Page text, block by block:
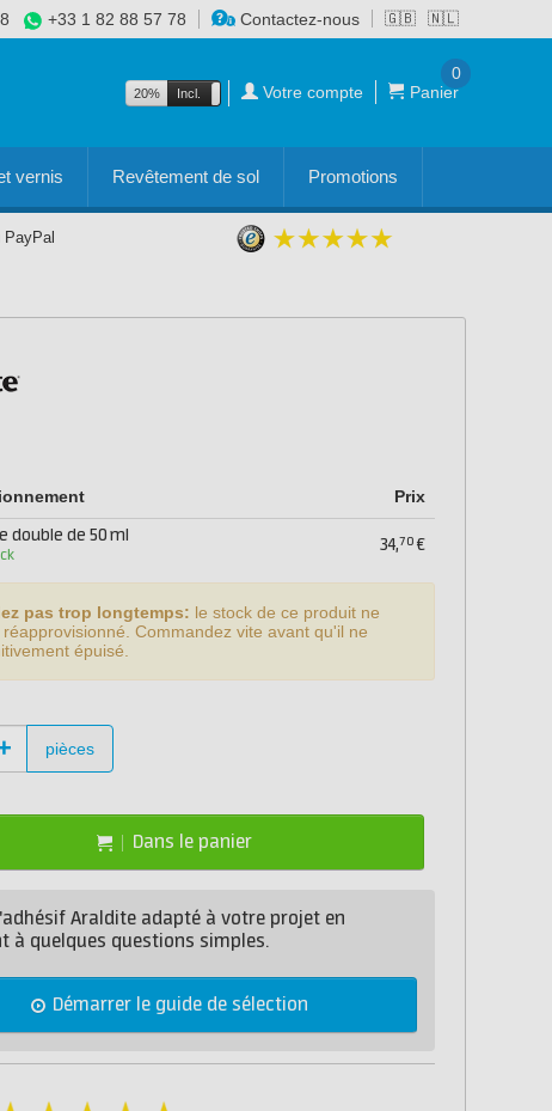
🇬🇧 🇳🇱
+33 1 82 88 57 78 Contactez-nous
20% Incl. Excl. Votre compte Panier
0
vernis Revêtement de sol Promotions
Prix
double de 50 ml 34,70 €
pas trop longtemps: le stock de ce produit ne
Commandez vite avant qu'il ne
épuisé.
pièces
Dans le panier
Araldite adapté à votre projet en
à quelques questions simples.
Démarrer le guide de sélection